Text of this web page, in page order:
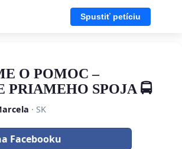
Spustiť petíciu
O POMOC –
PRIAMEHO SPOJA 🚍
· SK
Facebooku